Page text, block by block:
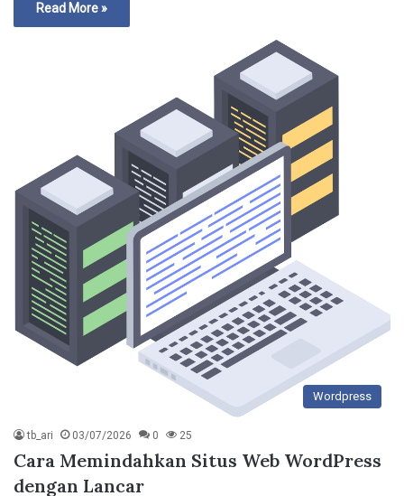
Read More »
Wordpress
tb_ari 03/07/2026 0 25
Cara Memindahkan Situs Web WordPress
dengan Lancar